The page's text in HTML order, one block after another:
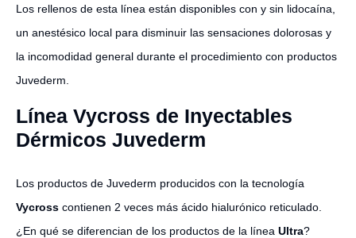
Los rellenos de esta línea están disponibles con y sin lidocaína,
un anestésico local para disminuir las sensaciones dolorosas y
la incomodidad general durante el procedimiento con productos
Juvederm.
Línea Vycross de Inyectables
Dérmicos Juvederm
Los productos de Juvederm producidos con la tecnología
Vycross contienen 2 veces más ácido hialurónico reticulado.
¿En qué se diferencian de los productos de la línea Ultra?